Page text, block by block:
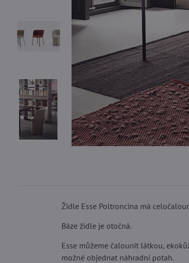
Židle Esse Poltroncina má
Báze židle je otočná.
Esse můžeme čalounit látkou,
možné objednat náhradní potah.